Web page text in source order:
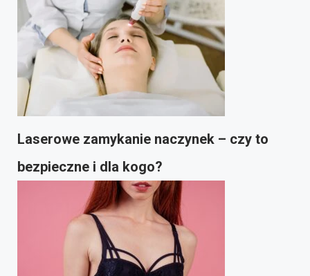
Laserowe zamykanie naczynek – czy to
bezpieczne i dla kogo?